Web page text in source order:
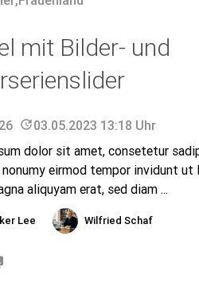
Lee Wilfried Schaf
mit Bilder- und
update03.05.2023 13:18 Uhr
dolor sit amet, consetetur
nonumy eirmod tempor invidunt ut
aliquyam erat, sed diam ...